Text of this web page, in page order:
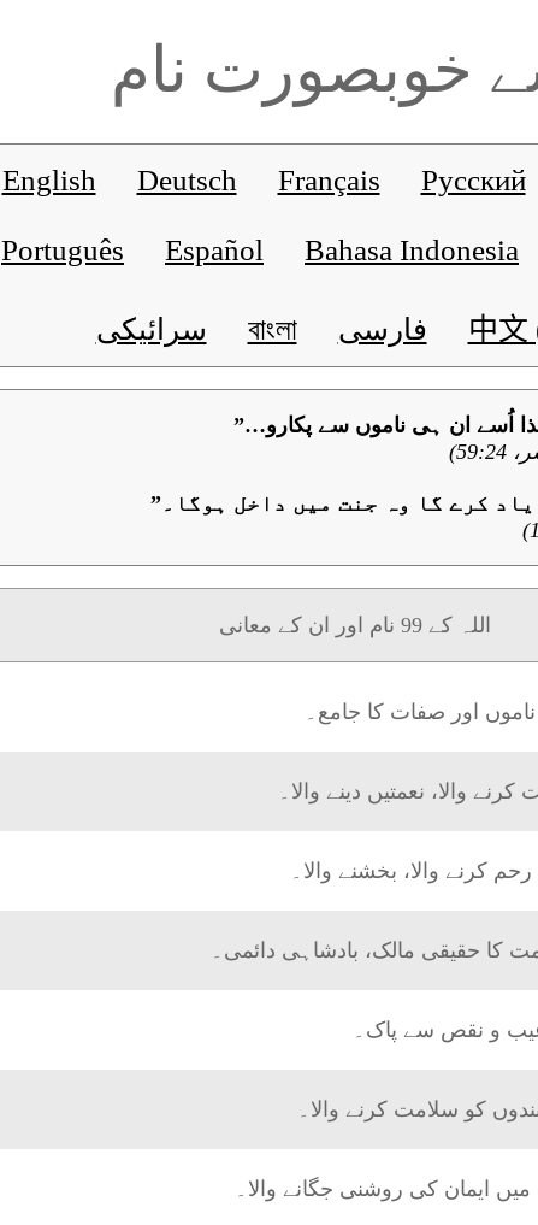
خوبصورت نام
English Deutsch Français Русский
Português Español Bahasa Indonesia
سرائیکی বাংলা فارسی 中文
اُسے ان ہی ناموں سے پکارو…”
اللہ کے 99 نام اور ان کے معانی
ناموں اور صفات کا جامع۔
والا، نعمتیں دینے والا۔
کرنے والا، بخشنے والا۔
کا حقیقی مالک، بادشاہی دائمی۔
و نقص سے پاک۔
بندوں کو سلامت کرنے والا۔
میں ایمان کی روشنی جگانے والا۔